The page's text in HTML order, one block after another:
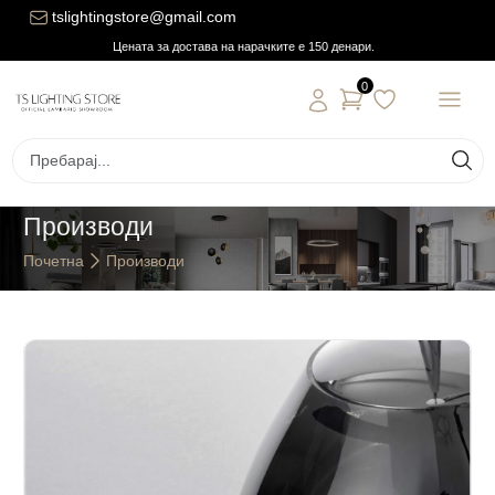
tslightingstore@gmail.com
Цената за достава на нарачките е 150 денари.
0
Производи
Почетна Производи